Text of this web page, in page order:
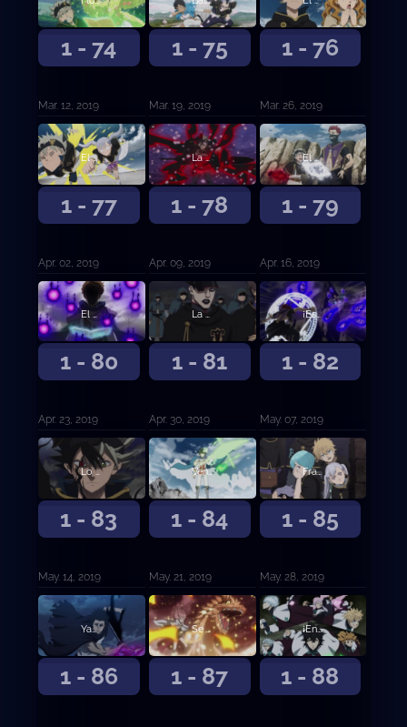
1 - 74
Mar. 12, 2019
1 - 75
Mar. 19, 2019
1 - 76
Mar. 26, 2019
1 - 77
El destino
Apr. 02, 2019
1 - 78
La Trampa del Plebeyo
Apr. 09, 2019
1 - 79
El delincuente contra el musculitos
Apr. 16, 2019
1 - 80
El hermano modelo contra el hermano mediocre
Apr. 23, 2019
1 - 81
La forma de vida de cierto hombre
Apr. 30, 2019
1 - 82
¡Especial Petit Clover! ¡Charmy la demonio!
May. 07, 2019
1 - 83
Lo grabaré en vuestra memoria
May. 14, 2019
1 - 84
Vencedores
May. 21, 2019
1 - 85
Fraternizar al Desnudo
May. 28, 2019
1 - 86
Yami y Vangeance
1 - 87
Se forman los Caballeros Reales
1 - 88
¡Entrada a la guardia de Ojo de la Noche Blanca!